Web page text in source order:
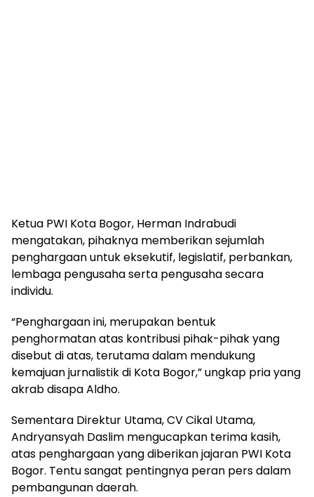
Ketua PWI Kota Bogor, Herman Indrabudi
mengatakan, pihaknya memberikan sejumlah
penghargaan untuk eksekutif, legislatif, perbankan,
lembaga pengusaha serta pengusaha secara
individu.
“Penghargaan ini, merupakan bentuk
penghormatan atas kontribusi pihak-pihak yang
disebut di atas, terutama dalam mendukung
kemajuan jurnalistik di Kota Bogor,” ungkap pria yang
akrab disapa Aldho.
Sementara Direktur Utama, CV Cikal Utama,
Andryansyah Daslim mengucapkan terima kasih,
atas penghargaan yang diberikan jajaran PWI Kota
Bogor. Tentu sangat pentingnya peran pers dalam
pembangunan daerah.